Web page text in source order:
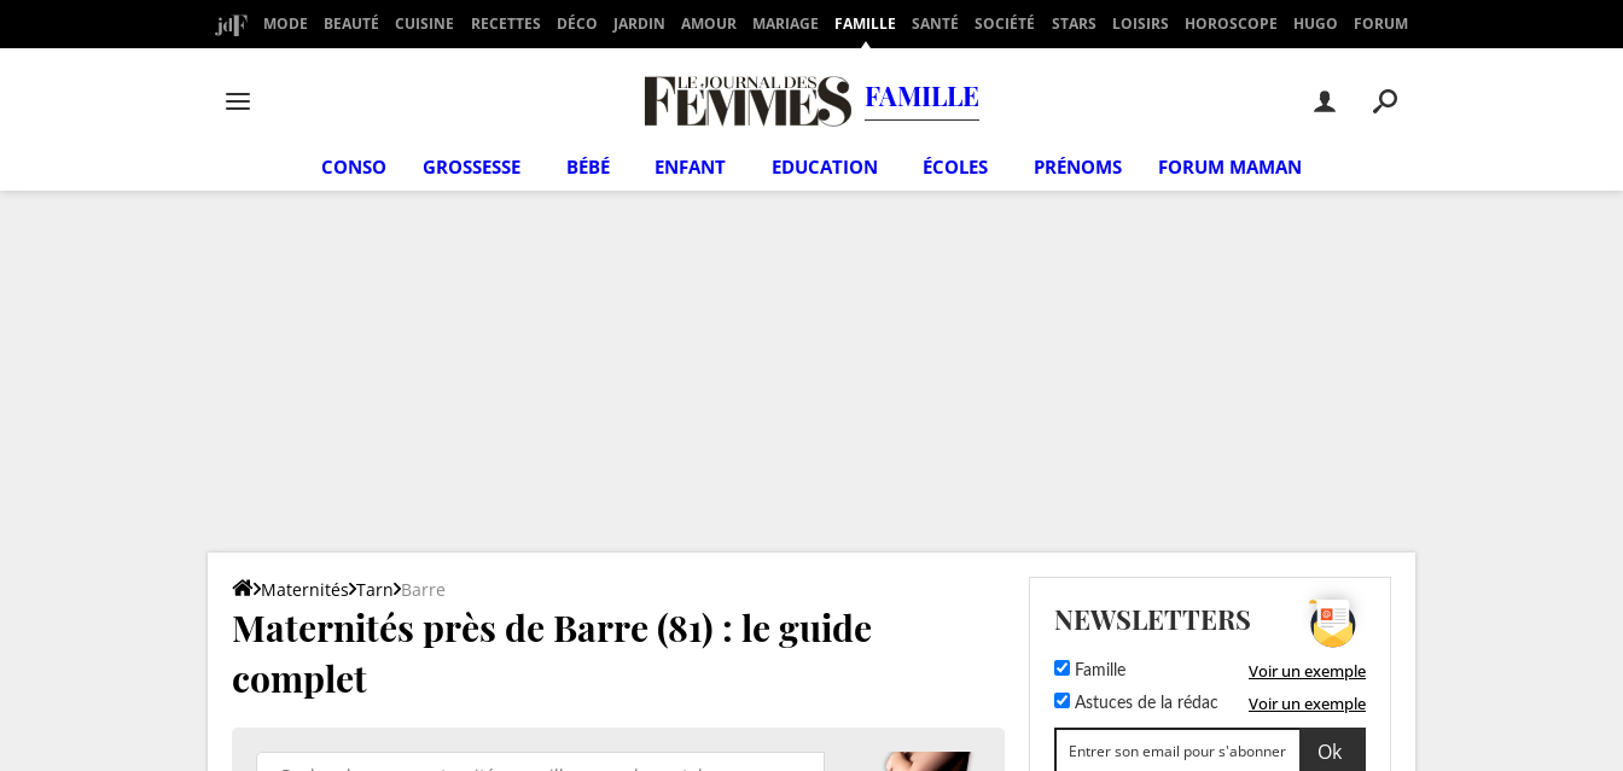
MODE BEAUTÉ CUISINE RECETTES DÉCO JARDIN AMOUR MARIAGE FAMILLE SANTÉ SOCIÉTÉ STARS LOISIRS HOROSCOPE HUGO FORUM
FAMILLE
CONSO GROSSESSE BÉBÉ ENFANT EDUCATION ÉCOLES PRÉNOMS FORUM MAMAN
Maternités Tarn Barre
Maternités près de Barre (81) : le guide
complet
NEWSLETTERS
Famille Voir un exemple
Astuces de la rédac Voir un exemple